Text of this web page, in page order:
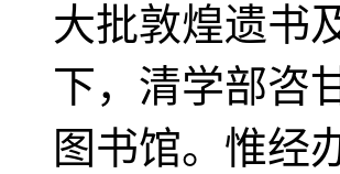
大批敦煌遗书
下，清学部咨
图书馆。惟经